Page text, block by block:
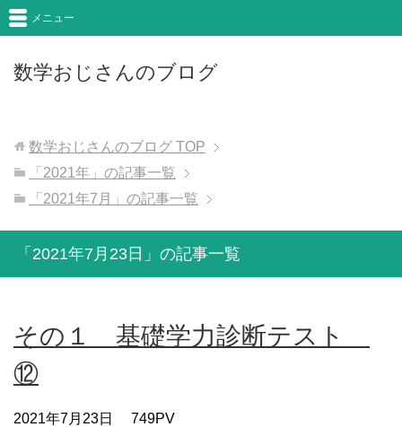
数学おじさんのブログ
メニュー
数学おじさんのブログ TOP
「2021年」の記事一覧
「2021年7月」の記事一覧
「2021年7月23日」の記事一覧
その１ 基礎学力診断テスト
⑫
2021年7月23日 749PV